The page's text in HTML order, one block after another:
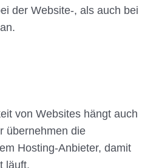
der Website-, als auch bei
von Websites hängt auch
übernehmen die
Hosting-Anbieter, damit
läuft.